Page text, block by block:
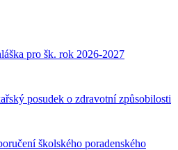
pro šk. rok 2026-2027
posudek o zdravotní způsobilosti
školského poradenského